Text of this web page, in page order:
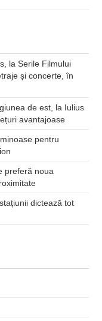
la Serile Filmului
și concerte, în
de est, la Iulius
avantajoase
pentru
preferă noua
dictează tot